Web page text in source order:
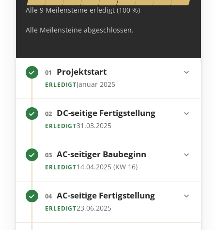
Alle 9 Meilensteine erledigt (100 %)
Alle Meilensteine abgeschlossen.
Schritt 1 von 9,
01 Projektstart
ERLEDIGTJanuar 2025
Schritt 2 von 9,
02 DC-seitige Fertigstellung
ERLEDIGT31.03.2025
Schritt 3 von 9,
03 AC-seitiger Baubeginn
ERLEDIGT14.04.2025 (KW 16)
Schritt 4 von 9,
04 AC-seitige Fertigstellung
ERLEDIGT23.06.2025